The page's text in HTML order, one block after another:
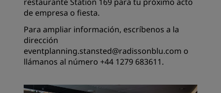
de empresa o fiesta.
Para ampliar información, escríbenos a la
dirección
eventplanning.stansted@radissonblu.com o
llámanos al número +44 1279 683611.